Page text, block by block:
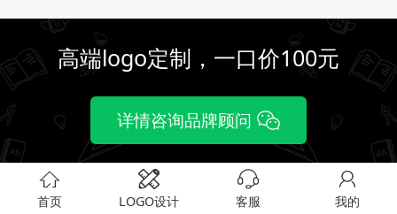
高端logo定制，一口价100元
详情咨询品牌顾问
首页 LOGO设计 客服 我的